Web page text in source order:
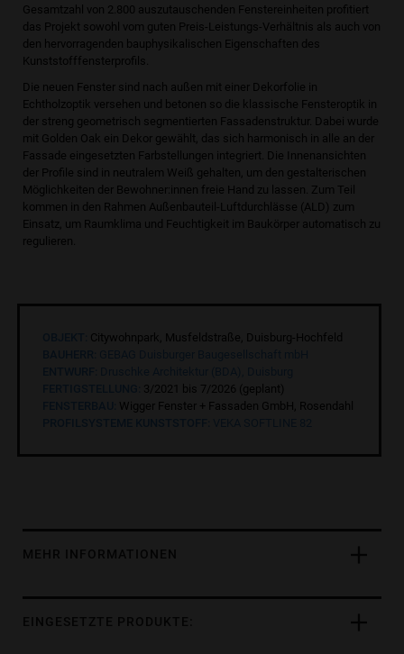
Gesamtzahl von 2.800 auszutauschenden Fenstereinheiten profitiert
das Projekt sowohl vom guten Preis-Leistungs-Verhältnis als auch von
den hervorragenden bauphysikalischen Eigenschaften des
Kunststofffensterprofils.
Die neuen Fenster sind nach außen mit einer Dekorfolie in
Echtholzoptik versehen und betonen so die klassische Fensteroptik in
der streng geometrisch segmentierten Fassadenstruktur. Dabei wurde
mit Golden Oak ein Dekor gewählt, das sich harmonisch in alle an der
Fassade eingesetzten Farbstellungen integriert. Die Innenansichten
der Profile sind in neutralem Weiß gehalten, um den gestalterischen
Möglichkeiten der Bewohner:innen freie Hand zu lassen. Zum Teil
kommen in den Rahmen Außenbauteil-Luftdurchlässe (ALD) zum
Einsatz, um Raumklima und Feuchtigkeit im Baukörper automatisch zu
regulieren.
Citywohnpark, Musfeldstraße, Duisburg-Hochfeld
3/2021 bis 7/2026 (geplant)
Wigger Fenster + Fassaden GmbH, Rosendahl